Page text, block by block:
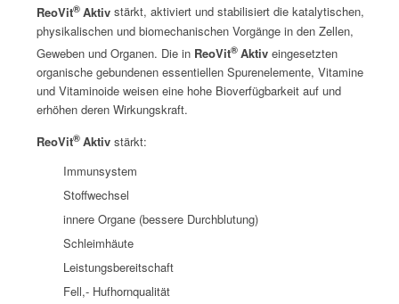
ReoVit® Aktivstärkt, aktiviert und stabilisiert die katalytischen,
physikalischen und biomechanischen Vorgänge in den Zellen,
Geweben und Organen. Die in ReoVit® Aktiveingesetzten
organische gebundenen essentiellen Spurenelemente, Vitamine
und Vitaminoide weisen eine hohe Bioverfügbarkeit auf und
erhöhen deren Wirkungskraft.
ReoVit® Aktivstärkt:
Immunsystem
Stoffwechsel
innere Organe (bessere Durchblutung)
Schleimhäute
Leistungsbereitschaft
Fell,- Hufhornqualität